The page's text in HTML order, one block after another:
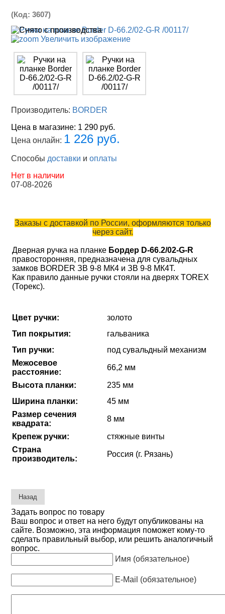
(Код:3607)
Увеличить изображение
Производитель: BORDER
Цена в магазине: 1 290 руб.
Цена онлайн: 1 226 руб.
Способы доставки иоплаты
Нет в наличии
07-08-2026
Заказы с доставкой по России, оформляются только
через сайт.
Дверная ручка на планке Бордер D-66.2/02-G-R
правосторонняя, предназначена для сувальдных
замков BORDER ЗВ 9-8 МК4 и ЗВ 9-8 МК4Т.
Как правило данные ручки стояли на дверях TOREX
(Торекс).
Цвет ручки:
золото
Тип покрытия:
гальваника
Тип ручки:
под сувальдный механизм
Межосевое
расстояние:
66,2 мм
Высота планки:
235 мм
Ширина планки:
45 мм
Размер сечения
квадрата:
8 мм
Крепеж ручки:
стяжные винты
Страна
производитель:
Россия (г. Рязань)
Задать вопрос по товару
Ваш вопрос и ответ на него будут опубликованы на
сайте. Возможно, эта информация поможет кому-то
сделать правильный выбор, или решить аналогичный
вопрос.
Имя (обязательное)
E-Mail (обязательное)